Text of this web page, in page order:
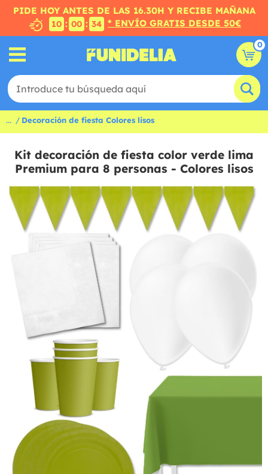
PIDE HOY ANTES DE LAS 16.30H Y RECIBE MAÑANA
10 : 00 : 33 * ENVÍO GRATIS DESDE 50€
0
... Decoración de fiesta Colores lisos
Kit decoración de fiesta color verde lima
Premium para 8 personas - Colores lisos